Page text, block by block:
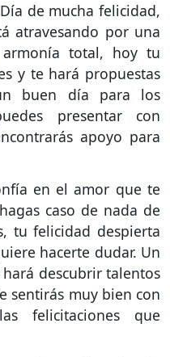
Día de mucha felicidad,
atravesando por una
total, hoy tu
y te hará propuestas
buen día para los
presentar con
apoyo para
en el amor que te
caso de nada de
tu felicidad despierta
hacerte dudar. Un
descubrir talentos
sentirás muy bien con
felicitaciones que